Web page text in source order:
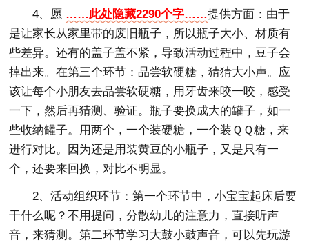
4、愿 ……此处隐藏2290个字……提供方面：由于
是让家长从家里带的废旧瓶子，所以瓶子大小、材质有
些差异。还有的盖子盖不紧，导致活动过程中，豆子会
掉出来。在第三个环节：品尝软硬糖，猜猜大小声。应
该让每个小朋友去品尝软硬糖，用牙齿来咬一咬，感受
一下，然后再猜测、验证。瓶子要换成大的罐子，如一
些收纳罐子。用两个，一个装硬糖，一个装ＱＱ糖，来
进行对比。因为还是用装黄豆的小瓶子，又是只有一
个，还要来回换，对比不明显。
2、活动组织环节：第一个环节中，小宝宝起床后要
干什么呢？不用提问，分散幼儿的注意力，直接听声
音，来猜测。第二环节学习大鼓小鼓声音，可以先玩游